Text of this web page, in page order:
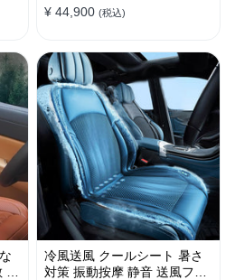
¥ 44,900 (税込)
冷風送風 クールシート 暑さ
対策 振動按摩 静音 送風ファ